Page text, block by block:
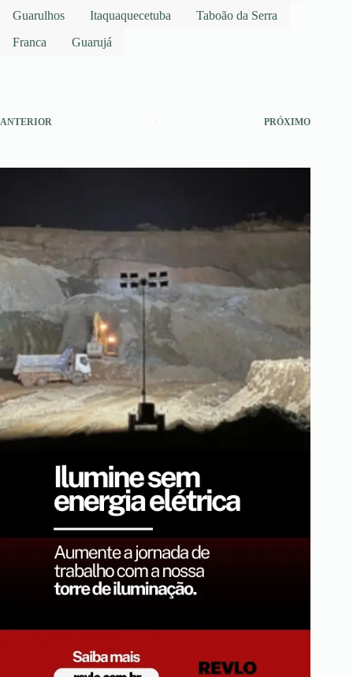
Guarulhos
Itaquaquecetuba
Taboão da Serra
Franca
Guarujá
ANTERIOR PRÓXIMO